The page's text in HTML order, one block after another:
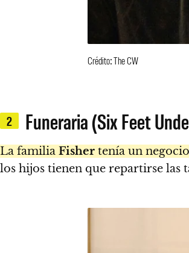
Crédito: The CW
2 Funeraria (Six Feet
La familia Fisher tenía un
los hijos tienen que repartirse las